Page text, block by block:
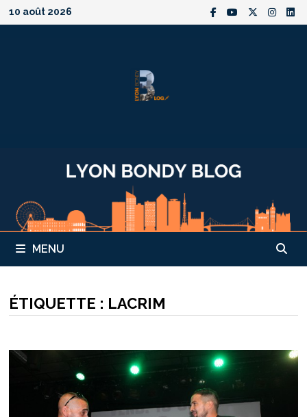
Passer
au
10 août 2026
MENU
ÉTIQUETTE : LACRIM